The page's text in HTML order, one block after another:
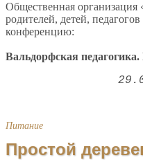
Общественная организация
родителей, детей,
конференцию:
Вальдорфская педагогика.
Питание
Простой